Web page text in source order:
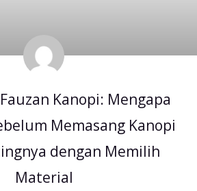
Kanopi: Mengapa
Memasang Kanopi
dengan Memilih
Material